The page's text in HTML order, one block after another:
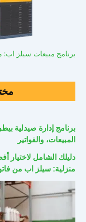
برنامج مبيعات سيلز اب:
برنامج إدارة صيدلية
المبيعات، والفواتير
دليلك الشامل لاختيار
منزلية: سيلز اب من